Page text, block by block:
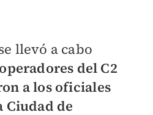
llevó a cabo
del C2
a los oficiales
Ciudad de